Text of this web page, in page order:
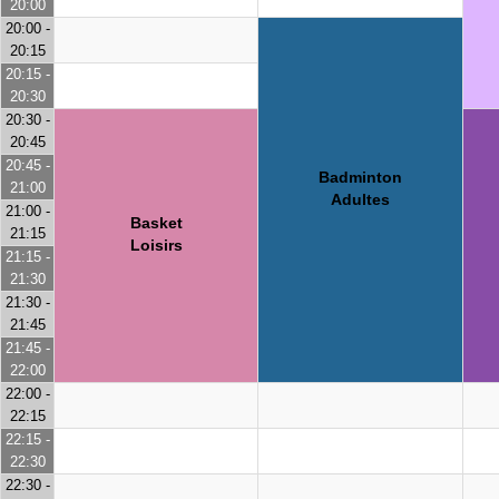
20:00
20:00 -
20:15
Badminton
Adultes
20:15 -
20:30
20:30 -
20:45
Basket
Loisirs
20:45 -
21:00
21:00 -
21:15
21:15 -
21:30
21:30 -
21:45
21:45 -
22:00
22:00 -
22:15
22:15 -
22:30
22:30 -